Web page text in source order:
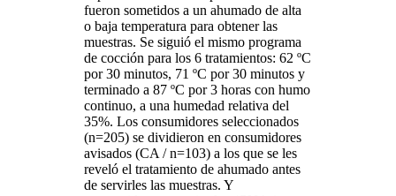
fueron sometidos a un ahumado de alta
o baja temperatura para obtener las
muestras. Se siguió el mismo programa
de cocción para los 6 tratamientos: 62 ºC
por 30 minutos, 71 ºC por 30 minutos y
terminado a 87 ºC por 3 horas con humo
continuo, a una humedad relativa del
35%. Los consumidores seleccionados
(n=205) se dividieron en consumidores
avisados (CA / n=103) a los que se les
reveló el tratamiento de ahumado antes
de servirles las muestras. Y